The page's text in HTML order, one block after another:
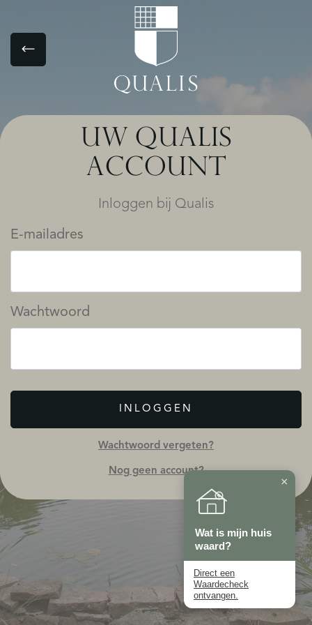
UW QUALIS
ACCOUNT
Inloggen bij Qualis
E-mailadres
Wachtwoord
INLOGGEN
Wachtwoord vergeten?
Nog geen account?
×
Wat is mijn huis
waard?
Direct een
Waardecheck
ontvangen.